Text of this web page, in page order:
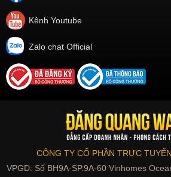
Kênh Youtube
Zalo chat Official
CÔNG TY CỔ PHẦN TRỰC
VPGD: Số BH9A-SP.9A-60 Vinhomes